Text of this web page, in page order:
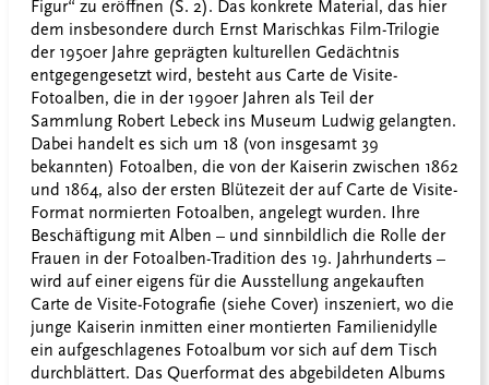
Figur“ zu eröffnen (S. 2). Das konkrete Material, das hier
dem insbesondere durch Ernst Marischkas Film-Trilogie
der 1950er Jahre geprägten kulturellen Gedächtnis
entgegengesetzt wird, besteht aus Carte de Visite-
Fotoalben, die in der 1990er Jahren als Teil der
Sammlung Robert Lebeck ins Museum Ludwig gelangten.
Dabei handelt es sich um 18 (von insgesamt 39
bekannten) Fotoalben, die von der Kaiserin zwischen 1862
und 1864, also der ersten Blütezeit der auf Carte de Visite-
Format normierten Fotoalben, angelegt wurden. Ihre
Beschäftigung mit Alben – und sinnbildlich die Rolle der
Frauen in der Fotoalben-Tradition des 19. Jahrhunderts –
wird auf einer eigens für die Ausstellung angekauften
Carte de Visite-Fotografie (siehe Cover) inszeniert, wo die
junge Kaiserin inmitten einer montierten Familienidylle
ein aufgeschlagenes Fotoalbum vor sich auf dem Tisch
durchblättert. Das Querformat des abgebildeten Albums